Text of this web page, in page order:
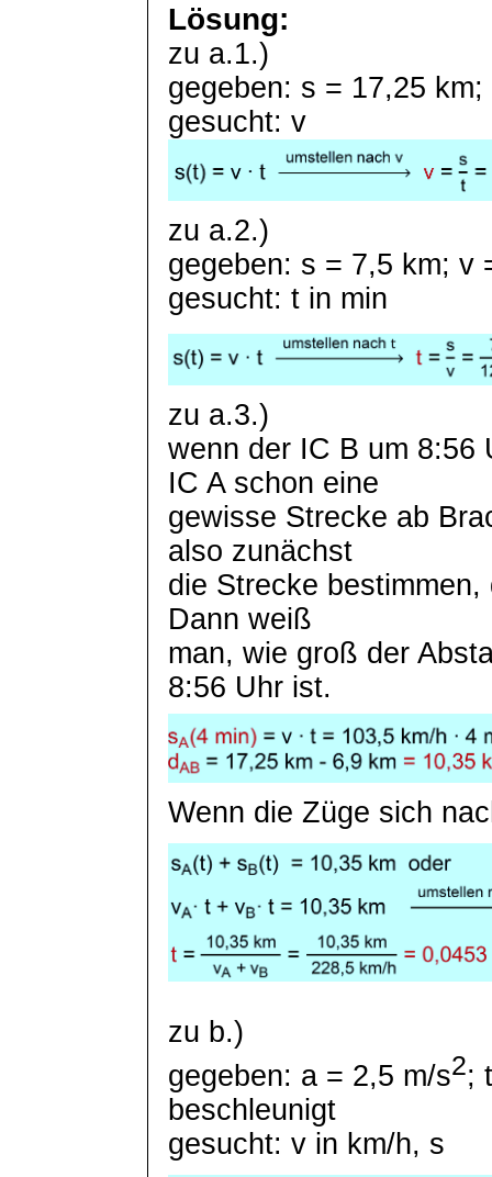
Lösung:
zu a.1.)
gegeben: s = 17,25
gesucht: v
zu a.2.)
gegeben: s = 7,5 km; v
gesucht: t in min
zu a.3.)
wenn der IC B um 8:56
IC A schon eine
gewisse Strecke ab
also zunächst
die Strecke
Dann weiß
man, wie groß der
8:56 Uhr ist.
Wenn die Züge sich
zu b.)
gegeben: a = 2,5 m/s2;
beschleunigt
gesucht: v in km/h, s